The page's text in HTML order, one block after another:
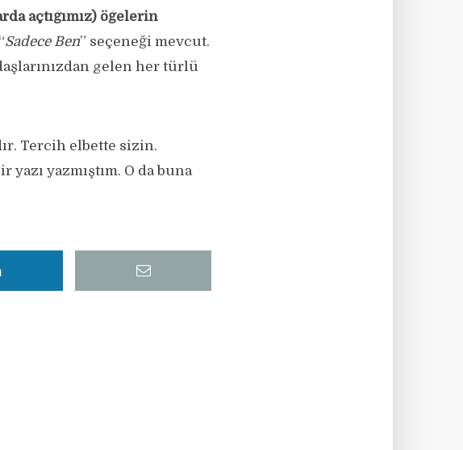
açtığımız) öğelerin
Sadece Ben” seçeneği mevcut.
gelen her türlü
Tercih elbette sizin.
yazmıştım. O da buna